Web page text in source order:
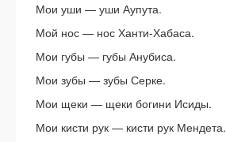
Мои уши — уши Аупута.
Мой нос — нос Ханти-Хабаса.
Мои губы — губы Анубиса.
Мои зубы — зубы Серке.
Мои щеки — щеки богини Исиды.
Мои кисти рук — кисти рук Мендета.